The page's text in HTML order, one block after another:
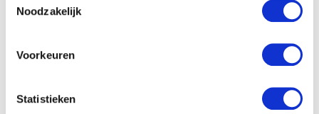
Noodzakelijk
Voorkeuren
Statistieken